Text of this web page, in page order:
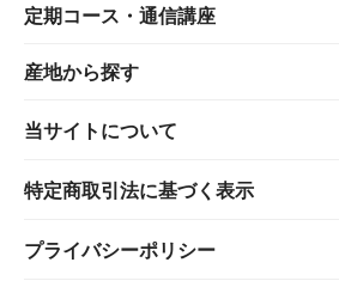
定期コース・通信講座
産地から探す
当サイトについて
特定商取引法に基づく表示
プライバシーポリシー